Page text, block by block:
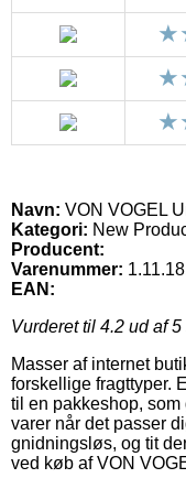
Navn: VON VOGEL
Kategori: New
Producent:
Varenummer:
EAN:
Vurderet til 4.2 ud af 5
Masser af internet
forskellige fragttyper.
til en pakkeshop,
varer når det passer
gnidningsløs, og tit
ved køb af VON